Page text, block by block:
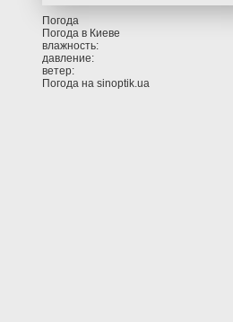
Погода
Погода в Киеве
влажность:
давление:
ветер:
Погода на sinoptik.ua